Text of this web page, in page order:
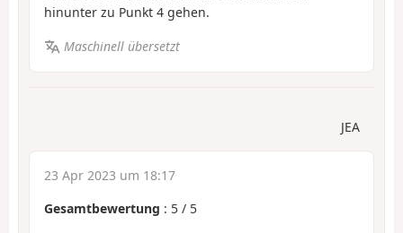
hinunter zu Punkt 4 gehen.
Maschinell übersetzt
JEA
23 Apr 2023 um 18:17
Gesamtbewertung : 5 / 5